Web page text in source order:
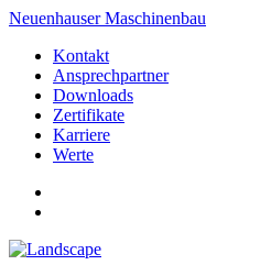
Neuenhauser Maschinenbau
Kontakt
Ansprechpartner
Downloads
Zertifikate
Karriere
Werte